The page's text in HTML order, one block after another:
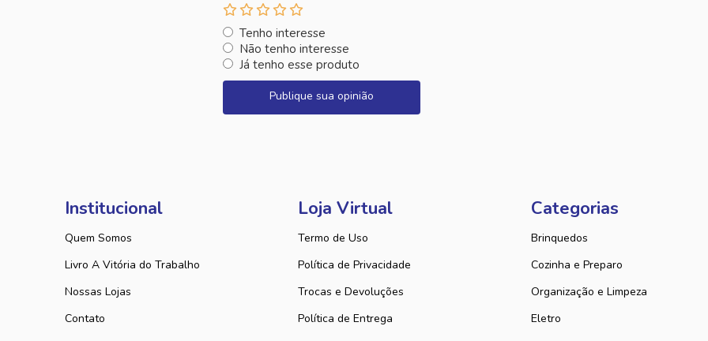
Tenho interesse
Não tenho interesse
Já tenho esse produto
Publique sua opinião
Institucional
Quem Somos
Livro A Vitória do Trabalho
Nossas Lojas
Contato
Loja Virtual
Termo de Uso
Política de Privacidade
Trocas e Devoluções
Política de Entrega
Categorias
Brinquedos
Cozinha e Preparo
Organização e Limpeza
Eletro